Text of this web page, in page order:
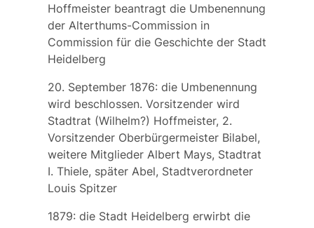
Hoffmeister beantragt die Umbenennung
der Alterthums-Commissionin
Commission für die Geschichte der Stadt
Heidelberg
20. September 1876: die Umbenennung
wird beschlossen. Vorsitzender wird
Stadtrat (Wilhelm?) Hoffmeister, 2.
Vorsitzender Oberbürgermeister Bilabel,
weitere Mitglieder Albert Mays, Stadtrat
I. Thiele, später Abel, Stadtverordneter
Louis Spitzer
1879: die Stadt Heidelberg erwirbt die